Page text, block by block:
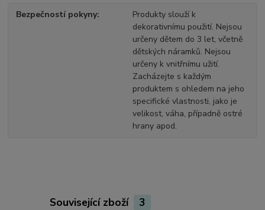
Bezpečností pokyny
Produkty slouží k
dekorativnímu použití. Nejsou
určeny dětem do 3 let, včetně
dětských náramků. Nejsou
určeny k vnitřnímu užití.
Zacházejte s každým
produktem s ohledem na jeho
specifické vlastnosti, jako je
velikost, váha, případně ostré
hrany apod.
Související zboží 3